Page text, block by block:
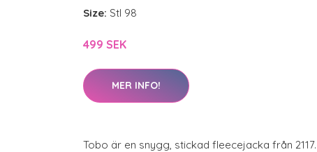
Size: Stl 98
499 SEK
MER INFO!
Tobo är en snygg, stickad fleecejacka från